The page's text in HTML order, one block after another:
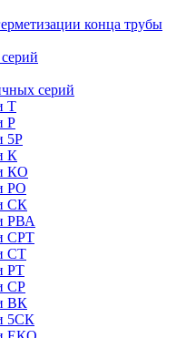
конца трубы
серий
Т
Р
5Р
К
КО
РО
СК
РВА
СРТ
СТ
РТ
СР
ВК
5СК